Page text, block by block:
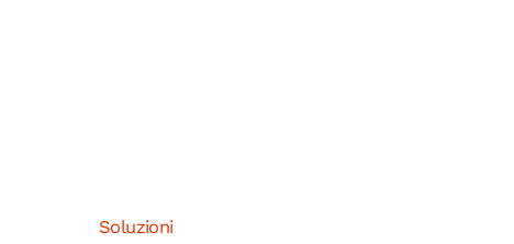
Soluzioni